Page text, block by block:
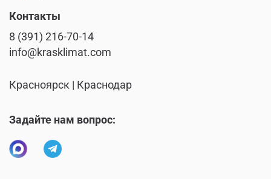
Контакты
8 (391) 216-70-14
info@krasklimat.com
Красноярск | Краснодар
Задайте нам вопрос: